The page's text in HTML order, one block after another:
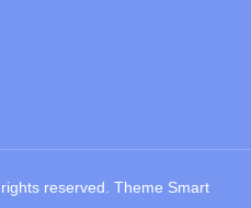
reserved. Theme Smart